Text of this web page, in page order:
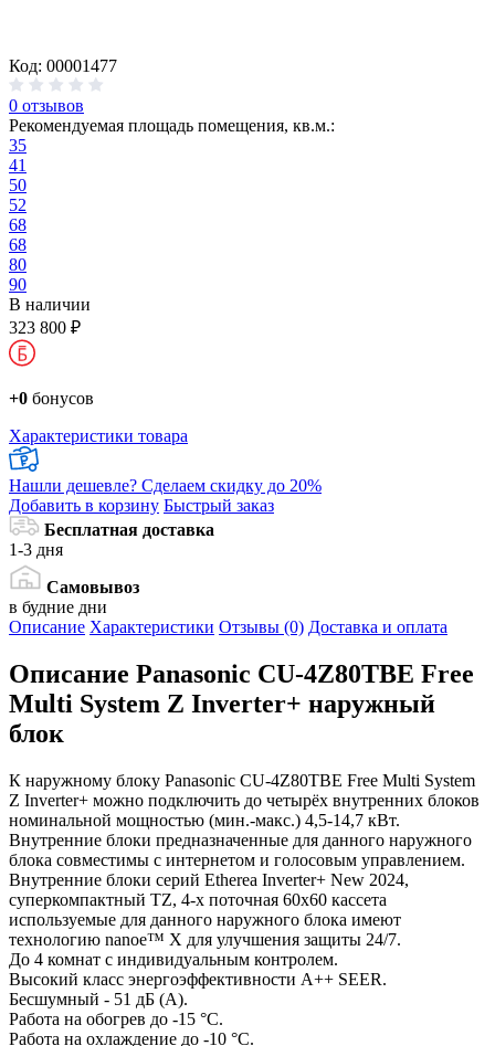
Код: 00001477
0 отзывов
Рекомендуемая площадь помещения, кв.м.:
35
41
50
52
68
68
80
90
В наличии
323 800 ₽
+0 бонусов
Характеристики товара
Нашли дешевле? Сделаем скидку до 20%
Добавить в корзину Быстрый заказ
Бесплатная доставка
1-3 дня
Самовывоз
в будние дни
Описание Характеристики Отзывы (0) Доставка и оплата
Описание Panasonic CU-4Z80TBE Free
Multi System Z Inverter+ наружный
блок
К наружному блоку Panasonic CU-4Z80TBE Free Multi System
Z Inverter+ можно подключить до четырёх внутренних блоков
номинальной мощностью (мин.-макс.) 4,5-14,7 кВт.
Внутренние блоки предназначенные для данного наружного
блока совместимы с интернетом и голосовым управлением.
Внутренние блоки серий Etherea Inverter+ New 2024,
суперкомпактный TZ, 4-х поточная 60x60 кассета
используемые для данного наружного блока имеют
технологию nanoe™ X для улучшения защиты 24/7.
До 4 комнат с индивидуальным контролем.
Высокий класс энергоэффективности A++ SEER.
Бесшумный - 51 дБ (А).
Работа на обогрев до -15 °С.
Работа на охлаждение до -10 °С.